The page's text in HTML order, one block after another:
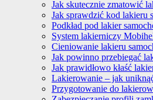
Jak skutecznie zmatowić
Jak sprawdzić kod lakieru
Podkład pod lakier
System lakierniczy
Cieniowanie lakieru
Jak powinno przebiegać
Jak prawidłowo kłaść
Lakierowanie – jak
Przygotowanie do